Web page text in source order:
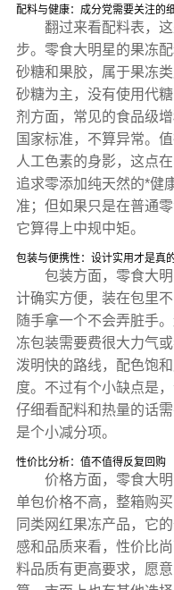
配料与健康：成分党需要关注的
翻过来看配料表，
步。零食大明星的果冻
砂糖和果胶，属于果冻
砂糖为主，没有使用代
剂方面，常见的食品级
国家标准，不算异常。
人工色素的身影，这点
追求零添加纯天然的*健
准；但如果只是在普通
它算得上中规中矩。
包装与便携性：设计实用才是真
包装方面，零食大
计确实方便，装在包里
随手拿一个不会弄脏手
冻包装需要费很大力气
泼明快的路线，配色饱
度。不过有个小缺点是
仔细看配料和热量的话
是个小减分项。
性价比分析：值不值得反复回购
价格方面，零食大
单包价格不高，整箱购
同类网红果冻产品，它
感和品质来看，性价比
料品质有更高要求，愿